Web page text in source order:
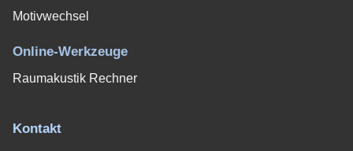
Motivwechsel
Online-Werkzeuge
Raumakustik Rechner
Kontakt